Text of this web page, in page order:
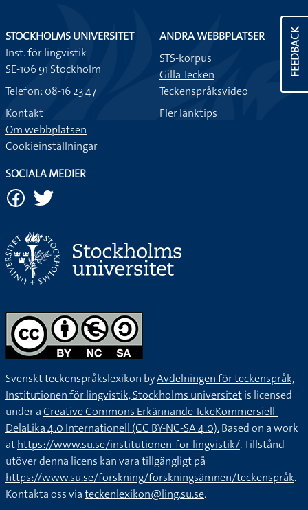
FEEDBACK
STOCKHOLMS UNIVERSITET
Inst. för lingvistik
SE-106 91 Stockholm
Telefon: 08-16 23 47
Kontakt
Om webbplatsen
Cookieinställningar
ANDRA WEBBPLATSER
STS-korpus
Gilla Tecken
Teckenspråksvideo
Fler länktips
SOCIALA MEDIER
Svenskt teckenspråkslexikon byAvdelningen för teckenspråk,
Institutionen för lingvistik, Stockholms universitetis licensed
under aCreative Commons Erkännande-IckeKommersiell-
DelaLika 4.0 Internationell (CC BY-NC-SA 4.0).Based on a work
athttps://www.su.se/institutionen-for-lingvistik/. Tillstånd
utöver denna licens kan vara tillgängligt på
https://www.su.se/forskning/forskningsämnen/teckenspråk.
Kontakta oss viateckenlexikon@ling.su.se.